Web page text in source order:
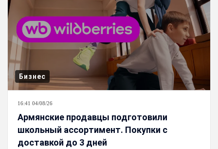
Бизнес
16:41 04/08/26
Армянские продавцы подготовили
школьный ассортимент. Покупки с
доставкой до 3 дней